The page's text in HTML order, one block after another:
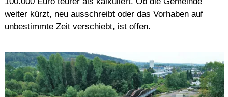
weiter kürzt, neu ausschreibt oder das Vorhaben auf
unbestimmte Zeit verschiebt, ist offen.